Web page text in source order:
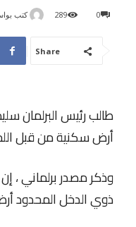
كتب 0
289
Share
طالب رئيس البرلمان
أرض سكنية من قبل
وذكر مصدر برلماني ،
ذوي الدخل المحدود